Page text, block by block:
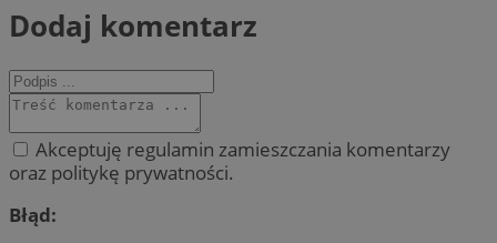
Dodaj komentarz
Akceptuję regulamin zamieszczania komentarzy
oraz politykę prywatności.
Błąd: